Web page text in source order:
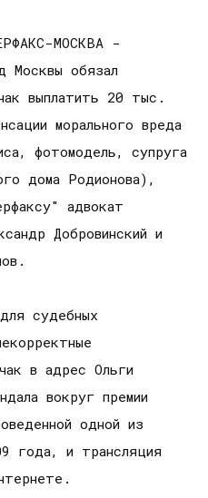
МОСКВА -
Москвы обязал
выплатить 20 тыс.
морального вреда
фотомодель, супруга
дома Родионова),
адвокат
Добровинский и
судебных
в адрес Ольги
вокруг премии
одной из
года, и трансляция